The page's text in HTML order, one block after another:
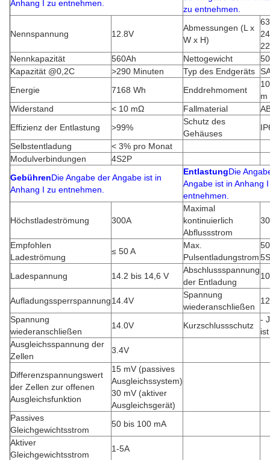
Anhang I zu entnehmen.
zu entnehmen.
Nennspannung 12.8V
Abmessungen (L x
W x H)
Nennkapazität
560Ah Nettogewicht
Kapazität @0,2C
>290 Minuten Typ des Endgeräts
Energie
7168 Wh Enddrehmoment
m
Widerstand
< 10 mΩ Fallmaterial
Effizienz der Entlastung
>99%
Schutz des
Gehäuses
Selbstentladung
< 3% pro Monat
Modulverbindungen
4S2P
GebührenDie Angabe der Angabe ist in
Anhang I zu entnehmen.
EntlastungDie
Angabe ist in Anhang
entnehmen.
Höchstladeströmung 300A
Maximal
kontinuierlich
Abflussstrom
Empfohlen
Ladeströmung
≤ 50 A
Max.
Pulsentladungstrom
Ladespannung
14.2 bis 14,6 V
Abschlussspannung
der Entladung
Aufladungssperrspannung14.4V
Spannung
wiederanschließen
Spannung
wiederanschließen
14.0V Kurzschlussschutz
-
Ausgleichsspannung der
Zellen
3.4V
Differenzspannungswert
der Zellen zur offenen
Ausgleichsfunktion
15 mV (passives
Ausgleichssystem)
30 mV (aktiver
Ausgleichsgerät)
Passives
Gleichgewichtsstrom
50 bis 100 mA
Aktiver
Gleichgewichtsstrom
1-5A